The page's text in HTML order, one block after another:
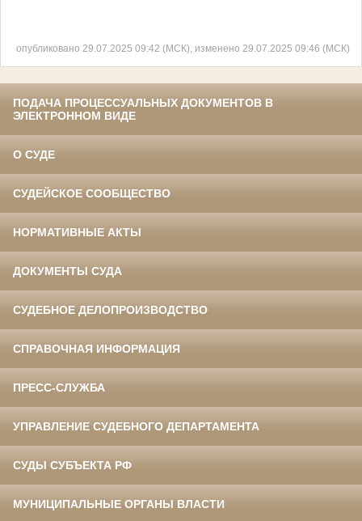
опубликовано 29.07.2025 09:42 (МСК), изменено 29.07.2025 09:46 (МСК)
ПОДАЧА ПРОЦЕССУАЛЬНЫХ ДОКУМЕНТОВ В
ЭЛЕКТРОННОМ ВИДЕ
О СУДЕ
СУДЕЙСКОЕ СООБЩЕСТВО
НОРМАТИВНЫЕ АКТЫ
ДОКУМЕНТЫ СУДА
СУДЕБНОЕ ДЕЛОПРОИЗВОДСТВО
СПРАВОЧНАЯ ИНФОРМАЦИЯ
ПРЕСС-СЛУЖБА
УПРАВЛЕНИЕ СУДЕБНОГО ДЕПАРТАМЕНТА
СУДЫ СУБЪЕКТА РФ
МУНИЦИПАЛЬНЫЕ ОРГАНЫ ВЛАСТИ